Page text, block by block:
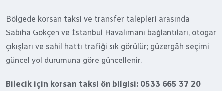
Bölgede korsan taksi ve transfer talepleri arasında
Sabiha Gökçen ve İstanbul Havalimanı bağlantıları, otogar
çıkışları ve sahil hattı trafiği sık görülür; güzergâh seçimi
güncel yol durumuna göre güncellenir.
Bilecik için korsan taksi ön bilgisi: 0533 665 37 20